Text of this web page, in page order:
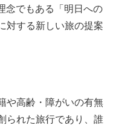
念でもある「明日への
対する新しい旅の提案
や高齢・障がいの有無
られた旅行であり、誰